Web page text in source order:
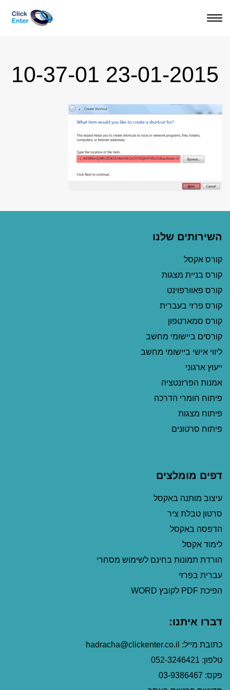
תפריט
23-01-2015 10-37-01
השירותים שלנו
קורס אקסל
קורס בניית מצגות
קורס פאוורפוינט
קורס פרזי בעברית
קורס סמארטפון
קורסים ביישומי מחשב
ליווי אישי ביישומי מחשב
ייעוץ ארגוני
אמנות הפרזנטציה
פיתוח חומרי הדרכה
פיתוח מצגות
פיתוח סרטונים
דפים מומלצים
עיצוב מותנה באקסל
סרטון טבלת ציר
הדפסה באקסל
לימוד אקסל
הורדת תמונות בחינם לשימוש מסחרי
עברית בפרזי
הפיכת PDF לקובץ WORD
דברו איתנו:
כתובת מייל: hadracha@clickenter.co.il
טלפון: 052-3246421
פקס: 03-9386467